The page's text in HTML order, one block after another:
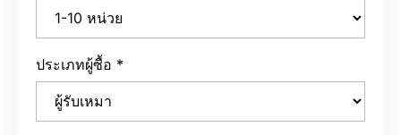
ประเภทผู้ซื้อ *